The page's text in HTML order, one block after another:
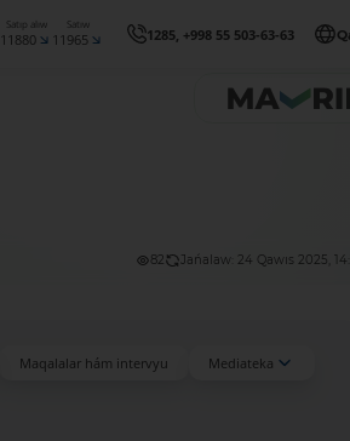
Satıp alıw
11880
Satıw
11965 1285, +998 55 503-63-63
82 Jańalaw: 24 Qawıs 2025,
Maqalalar hám intervyu
Mediateka